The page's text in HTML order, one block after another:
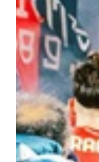
Gift Card Online Store